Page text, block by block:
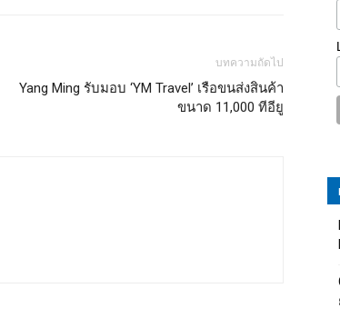
บทความถัดไป
Yang Ming รับมอบ ‘YM Travel’ เรือขนส่งสินค้า
ขนาด 11,000 ทีอียู